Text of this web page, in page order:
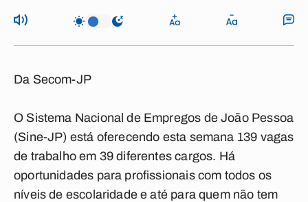
Da Secom-JP
O Sistema Nacional de Empregos de João Pessoa
(Sine-JP) está oferecendo esta semana 139 vagas
de trabalho em 39 diferentes cargos. Há
oportunidades para profissionais com todos os
níveis de escolaridade e até para quem não tem